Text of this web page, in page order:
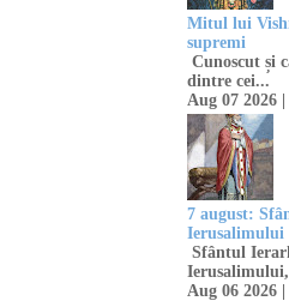
Mitul lui
supremi
Cunoscut și
dintre cei...
Aug 07 2026 |
7 august:
Ierusalimului
Sfântul
Ierusalimului,
Aug 06 2026 |